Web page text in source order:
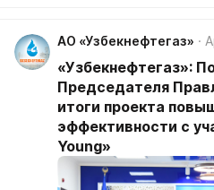
АО «Узбекнефтегаз»
«Узбекнефтегаз»:
Председателя
итоги проекта
эффективности с
Young»